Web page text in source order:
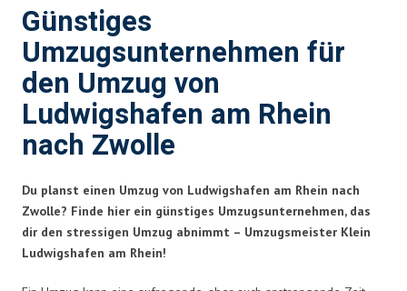
Günstiges
Umzugsunternehmen für
den Umzug von
Ludwigshafen am Rhein
nach Zwolle
Du planst einen Umzug von Ludwigshafen am Rhein nach
Zwolle? Finde hier ein günstiges Umzugsunternehmen, das
dir den stressigen Umzug abnimmt – Umzugsmeister Klein
Ludwigshafen am Rhein!